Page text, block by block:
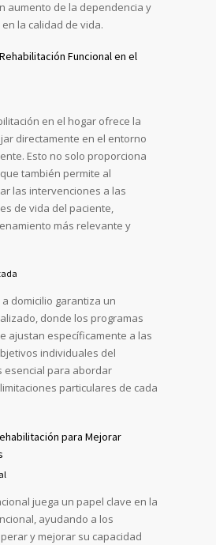
aumento de la dependencia y
la calidad de vida.
Funcional en el
en el hogar ofrece la
directamente en el entorno
Esto no solo proporciona
también permite al
las intervenciones a las
de vida del paciente,
más relevante y
domicilio garantiza un
donde los programas
ajustan específicamente a las
individuales del
esencial para abordar
particulares de cada
para Mejorar
juega un papel clave en la
ayudando a los
y mejorar su capacidad